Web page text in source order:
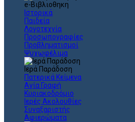
e-Βιβλιοθηκη
Ιστορικά
Παιδεία
Λογοτεχνία
Προσωπογραφίες
Προβληματισμοί
Ψυχωφέλιμα
Ιερά Παράδοση
Πατερικά Κείμενα
Αγία Γραφή
Κυριακοδρόμιο
Ιερές Ακολουθίες
Συναξαριστής
Αφιερώματα